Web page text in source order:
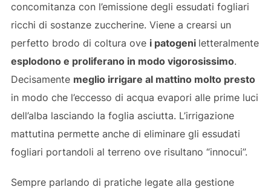
concomitanza con l’emissione degli essudati fogliari
ricchi di sostanze zuccherine. Viene a crearsi un
perfetto brodo di coltura ove i patogeni letteralmente
esplodono e proliferano in modo vigorosissimo.
Decisamente meglio irrigare al mattino molto presto
in modo che l’eccesso di acqua evapori alle prime luci
dell’alba lasciando la foglia asciutta. L’irrigazione
mattutina permette anche di eliminare gli essudati
fogliari portandoli al terreno ove risultano “innocui”.
Sempre parlando di pratiche legate alla gestione